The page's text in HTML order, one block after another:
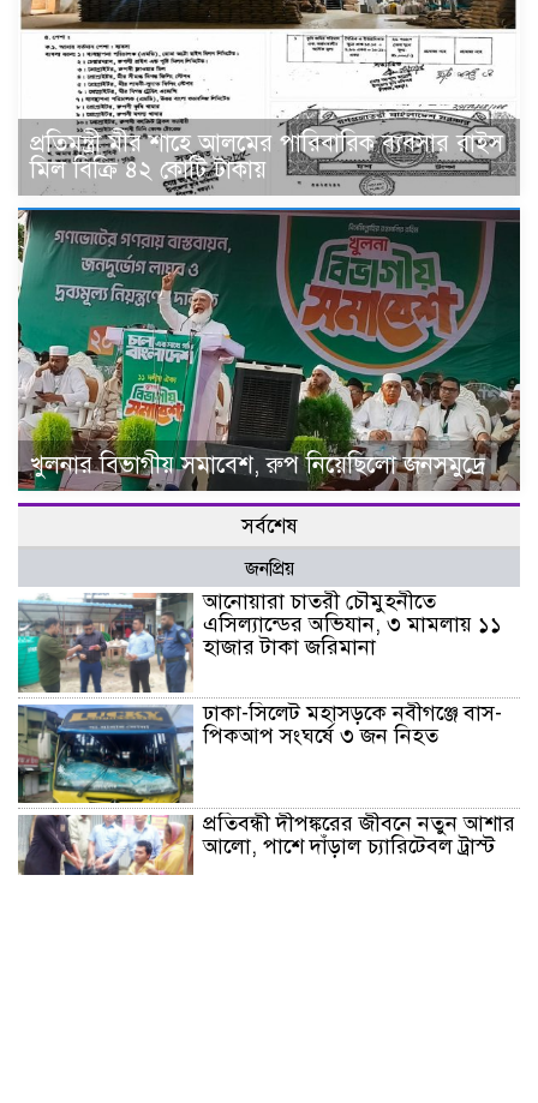
প্রতিমন্ত্রী মীর শাহে আলমের পারিবারিক ব‍্যবসার রাইস
মিল বিক্রি ৪২ কোটি টাকায়
খুলনার বিভাগীয় সমাবেশ, রুপ নিয়েছিলো জনসমুদ্রে
সর্বশেষ
জনপ্রিয়
আনোয়ারা চাতরী চৌমুহনীতে
এসিল্যান্ডের অভিযান, ৩ মামলায় ১১
হাজার টাকা জরিমানা
ঢাকা-সিলেট মহাসড়কে নবীগঞ্জে বাস-
পিকআপ সংঘর্ষে ৩ জন নিহত
প্রতিবন্ধী দীপঙ্করের জীবনে নতুন আশার
আলো, পাশে দাঁড়াল চ্যারিটেবল ট্রাস্ট